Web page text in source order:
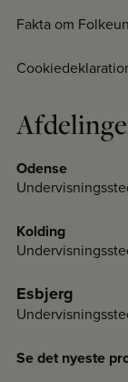
Fakta om
Odense
Kolding
Esbjerg
Se det nyeste